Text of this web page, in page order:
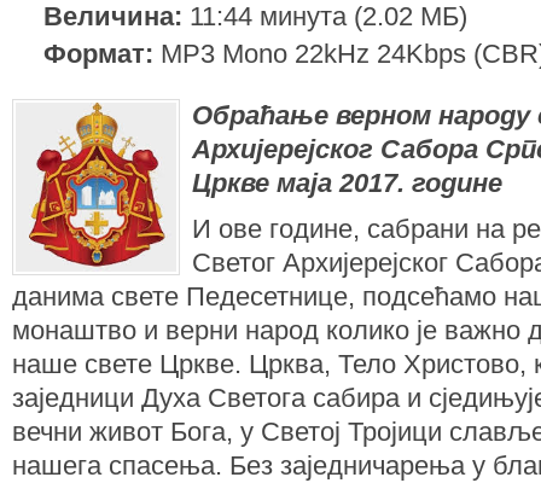
Величина: 11:44 минута (2.02 МБ)
Формат: MP3 Mono 22kHz 24Kbps
Обраћање верном народу
Архијерејског Сабора
Цркве маја 2017. године
И ове године, сабрани на
Светог Архијерејског
данима свете Педесетнице, подсећамо
монаштво и верни народ колико је важно
наше свете Цркве. Црква, Тело Христово,
заједници Духа Светога сабира и
вечни живот Бога, у Светој Тројици
нашега спасења. Без заједничарења у